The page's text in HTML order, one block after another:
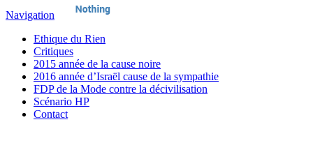
Navigation
Ethique du Rien
Critiques
2015 année de la cause noire
2016 année d’Israël cause de la sympathie
FDP de la Mode contre la décivilisation
Scénario HP
Contact